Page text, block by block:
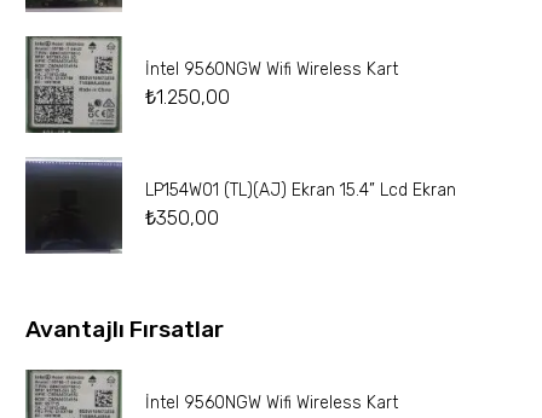
İntel 9560NGW Wifi Wireless Kart
₺1.250,00
LP154W01 (TL)(AJ) Ekran 15.4” Lcd Ekran
₺350,00
Avantajlı Fırsatlar
İntel 9560NGW Wifi Wireless Kart